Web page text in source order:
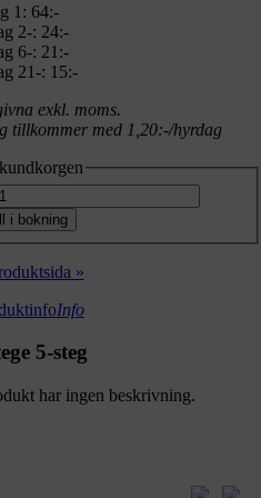
1: 64:-
2-: 24:-
6-: 21:-
21-: 15:-
exkl. moms.
tillkommer med 1,20:-/hyrdag
i bokning
»
Info
5-steg
har ingen beskrivning.